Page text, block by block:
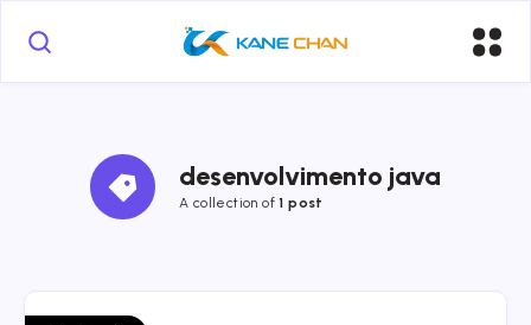
desenvolvimento java
A collection of1 post